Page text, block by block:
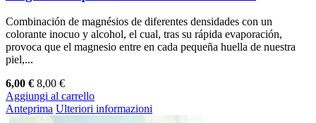
Combinación de magnésios de diferentes densidades con un
colorante inocuo y alcohol, el cual, tras su rápida evaporación,
provoca que el magnesio entre en cada pequeña huella de nuestra
piel,...
6,00 € 8,00 €
Aggiungi al carrello
Anteprima Ulteriori informazioni